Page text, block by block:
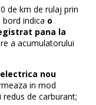
de km de rulaj prin
indica o
pana la
a acumulatorului
nou
in mod
de carburant;